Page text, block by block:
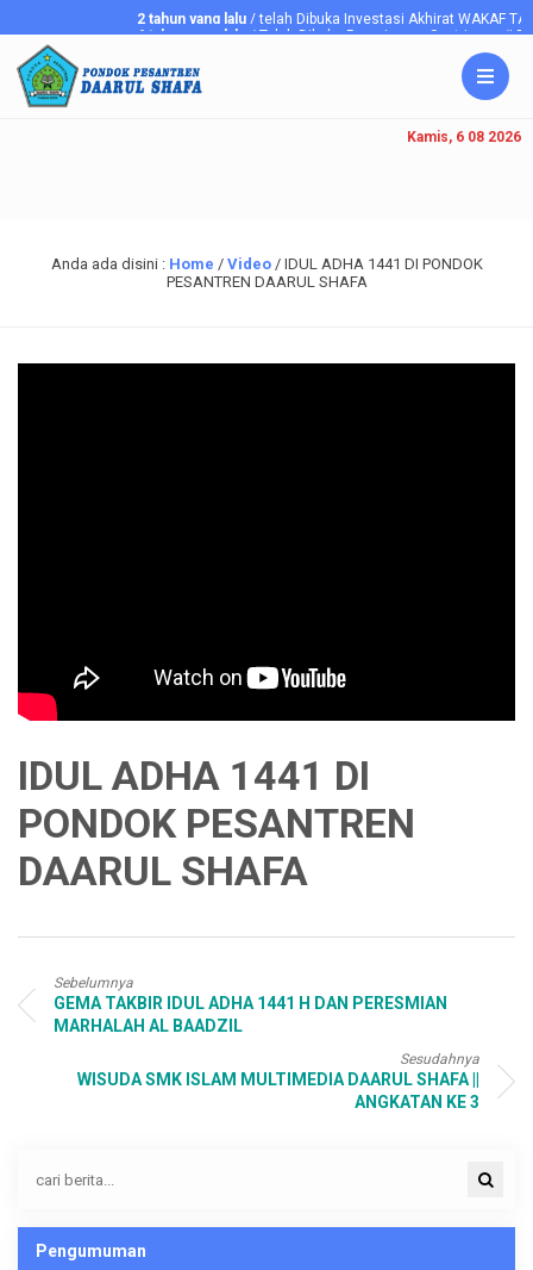
2 tahun yang lalu/ telah Dibuka Investasi Akhirat WAKAF TANAH
6 tahun yang lalu/ Telah Dibuka Penerimaan Santriawan/i
Kamis, 6 08 2026
Anda ada disini : Home / Video/ IDUL ADHA 1441 DI PONDOK
PESANTREN DAARUL SHAFA
IDUL ADHA 1441 DI
PONDOK PESANTREN
DAARUL SHAFA
Sebelumnya
GEMA TAKBIR IDUL ADHA 1441 H DAN PERESMIAN
MARHALAH AL BAADZIL
Sesudahnya
WISUDA SMK ISLAM MULTIMEDIA DAARUL SHAFA ||
ANGKATAN KE 3
Pengumuman